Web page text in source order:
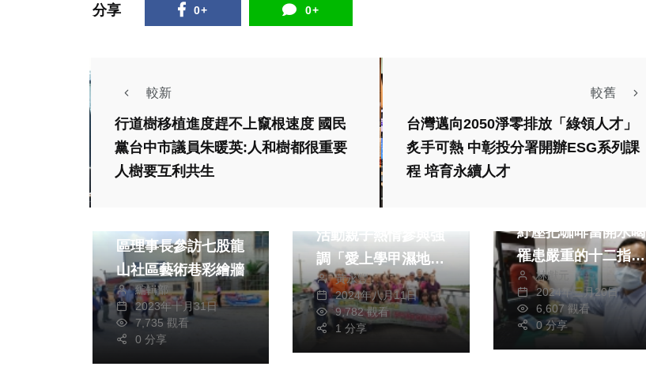
分享 0+ 0+
較新
行道樹移植進度趕不上竄根速度 國民
黨台中市議員朱暖英:人和樹都很重要
人樹要互利共生
較舊
台灣邁向2050淨零排放「綠領人才」
炙手可熱 中彰投分署開辦ESG系列課
程 培育永續人才
區理事長參訪七股龍
山社區藝術巷彩繪牆
編輯部
2023年十月31日
7,735 觀看
0 分享
社會 生活
學甲濕地保育輕旅行
活動親子熱情參與強
調「愛上學甲濕地」
表示不虛此行
黃永豐
2024年八月11日
9,782 觀看
1 分享
紓壓把咖啡當開水喝
罹患嚴重的十二指腸
潰瘍及輕微的胃潰瘍
林獻元
2024年三月20日
6,607 觀看
0 分享